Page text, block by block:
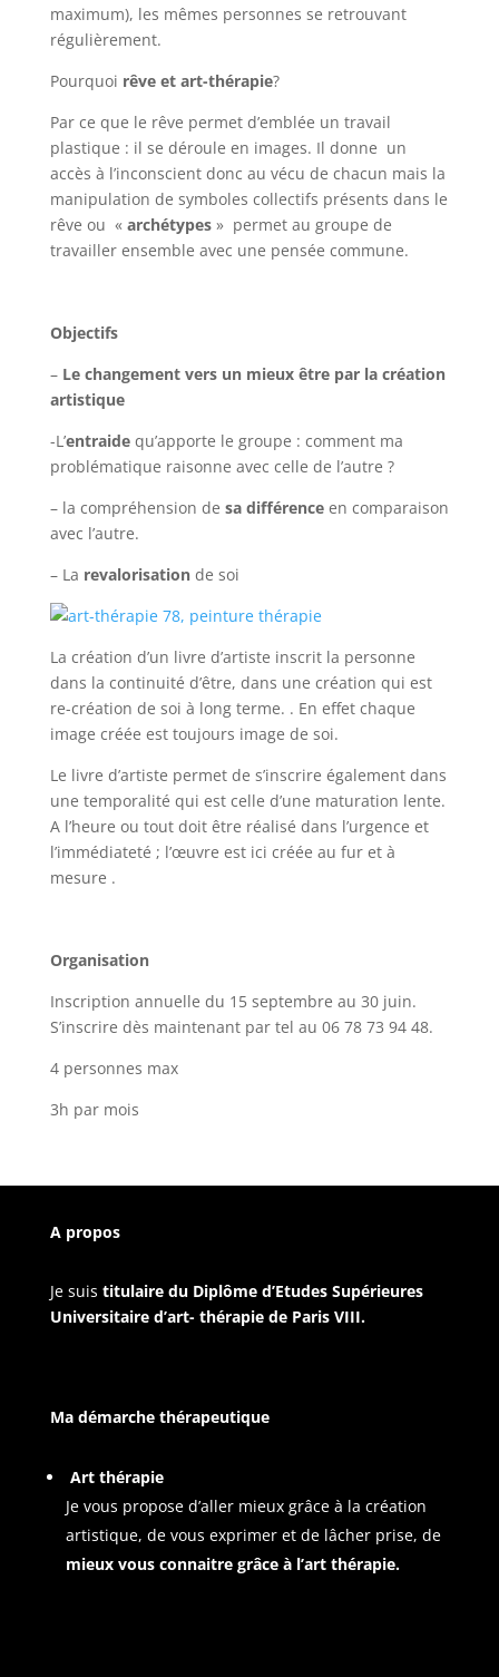
maximum), les mêmes personnes se retrouvant
régulièrement.
Pourquoi rêve et art-thérapie?
Par ce que le rêve permet d’emblée un travail
plastique : il se déroule en images. Il donne un
accès à l’inconscient donc au vécu de chacun mais la
manipulation de symboles collectifs présents dans le
rêve ou «archétypes» permet au groupe de
travailler ensemble avec une pensée commune.
Objectifs
–Le changement vers un mieux être par la création
artistique
-L’entraidequ’apporte le groupe : comment ma
problématique raisonne avec celle de l’autre ?
– la compréhension de sa différenceen comparaison
avec l’autre.
– La revalorisationde soi
La création d’un livre d’artiste inscrit la personne
dans la continuité d’être, dans une création qui est
re-création de soi à long terme. . En effet chaque
image créée est toujours image de soi.
Le livre d’artiste permet de s’inscrire également dans
une temporalité qui est celle d’une maturation lente.
A l’heure ou tout doit être réalisé dans l’urgence et
l’immédiateté ; l’œuvre est ici créée au fur et à
mesure .
Organisation
Inscription annuelle du 15 septembre au 30 juin.
S’inscrire dès maintenant par tel au 06 78 73 94 48.
4 personnes max
3h par mois
A propos
Je suis titulaire du Diplôme d’Etudes Supérieures
Universitaire d’art- thérapie de Paris VIII.
Ma démarche thérapeutique
Art thérapie
Je vous propose d’aller mieux grâce à la création
artistique, de vous exprimer et de lâcher prise, de
mieux vous connaitre grâce à l’art thérapie.